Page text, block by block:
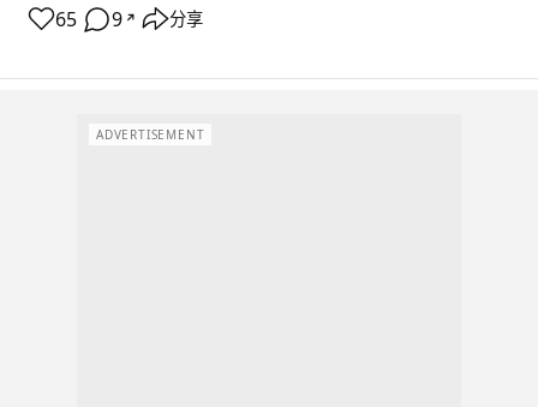
65 9 ↗ 分享
ADVERTISEMENT